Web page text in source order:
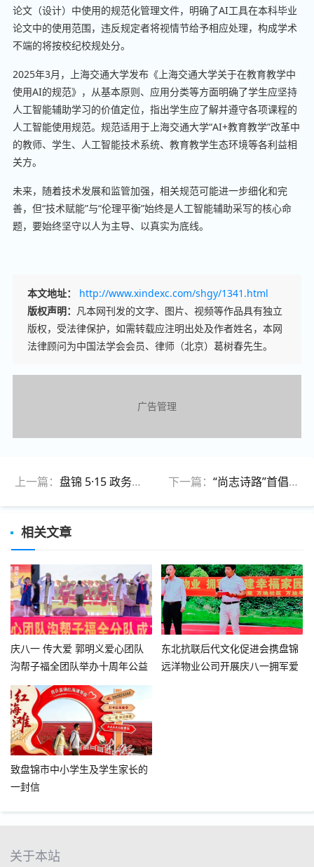
论文（设计）中使用的规范化管理文件，明确了AI工具在本科毕业
论文中的使用范围，违反规定者将视情节给予相应处理，构成学术
不端的将按校纪校规处分。
2025年3月，上海交通大学发布《上海交通大学关于在教育教学中
使用AI的规范》，从基本原则、应用分类等方面明确了学生应坚持
人工智能辅助学习的价值定位，指出学生应了解并遵守各项课程的
人工智能使用规范。规范适用于上海交通大学“AI+教育教学”改革中
的教师、学生、人工智能技术系统、教育教学生态环境等各利益相
关方。
未来，随着技术发展和监管加强，相关规范可能进一步细化和完
善，但“技术赋能”与“伦理平衡”始终是人工智能辅助采写的核心命
题，要始终坚守以人为主导、以真实为底线。
本文地址：
http://www.xindexc.com/shgy/1341.html
版权声明： 凡本网刊发的文字、图片、视频等作品具有独立
版权，受法律保护，如需转载应注明出处及作者姓名，本网
法律顾问为中国法学会会员、律师（北京）葛树春先生。
广告管理
上一篇： 盘锦 5·15 政务公开日 12345热线开展“接热线解难题”主题活动 ！ 下一篇：“尚志诗路”首倡者李建军赴盘锦大洼区考察“尚志诗路”公益活动
相关文章
庆八一 传大爱 郭明义爱心团队
沟帮子福全团队举办十周年公益
慈善晚会
东北抗联后代文化促进会携盘锦
远洋物业公司开展庆八一拥军爱
致盘锦市中小学生及学生家长的
一封信
关于本站